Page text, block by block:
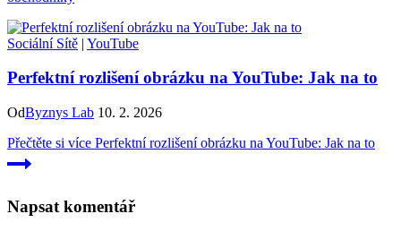
Sociální Sítě | YouTube
Perfektní rozlišení obrázku na YouTube: Jak na to
OdByznys Lab 10. 2. 2026
Přečtěte si více Perfektní rozlišení obrázku na YouTube: Jak na to
Napsat komentář